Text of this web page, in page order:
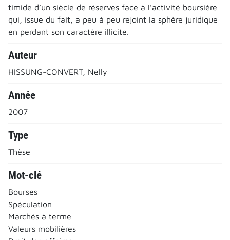
timide d’un siècle de réserves face à l’activité boursière
qui, issue du fait, a peu à peu rejoint la sphère juridique
en perdant son caractère illicite.
Auteur
HISSUNG-CONVERT, Nelly
Année
2007
Type
Thèse
Mot-clé
Bourses
Spéculation
Marchés à terme
Valeurs mobilières